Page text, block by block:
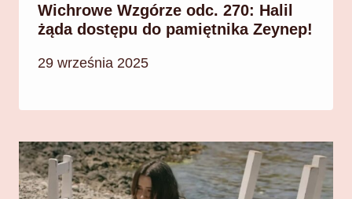
Wichrowe Wzgórze odc. 270: Halil
żąda dostępu do pamiętnika Zeynep!
29 września 2025